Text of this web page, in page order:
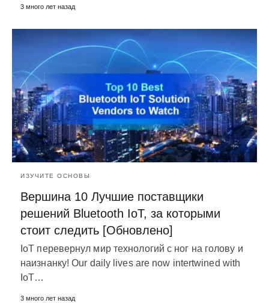
3 много лет назад
ИЗУЧИТЕ ОСНОВЫ
Вершина 10 Лучшие поставщики
решений Bluetooth IoT, за которыми
стоит следить [Обновлено]
IoT перевернул мир технологий с ног на голову и
наизнанку!Our daily lives are now intertwined with
IoT…
3 много лет назад